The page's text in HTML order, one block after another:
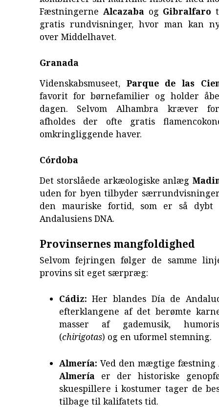
Fæstningerne Alcazaba og Gibralfaro
gratis rundvisninger, hvor man kan
over Middelhavet.
Granada
Videnskabsmuseet, Parque de las
favorit for børnefamilier og holder
dagen. Selvom Alhambra kræver
afholdes der ofte gratis
omkringliggende haver.
Córdoba
Det storslåede arkæologiske anlæg
uden for byen tilbyder
den mauriske fortid, som er så
Andalusiens DNA.
Provinsernes mangfoldighed
Selvom fejringen følger de samme
provins sit eget særpræg:
Cádiz: Her blandes Día de
efterklangene af det berømte
masser af gademusik,
(chirigotas) og en uformel stemning.
Almería: Ved den mægtige fæstning
Almería er der historiske
skuespillere i kostumer tager de
tilbage til kalifatets tid.